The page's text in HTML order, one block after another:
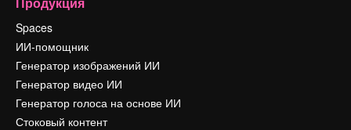
Spaces
ИИ-помощник
Генератор изображений ИИ
Генератор видео ИИ
Генератор голоса на основе ИИ
Стоковый контент